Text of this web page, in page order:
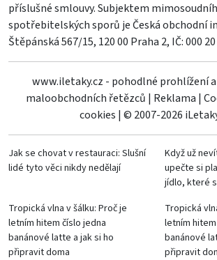
příslušné smlouvy. Subjektem
spotřebitelských sporů je Česká obchodní
Štěpánská 567/15, 120 00 Praha 2, IČ: 000
www.iletaky.cz - pohodlné prohlížení
maloobchodních řetězců | Reklama |
cookies | © 2007-2026
Jak se chovat v restauraci: Slušní
lidé tyto věci nikdy nedělají
Když už
upečte si
jídlo, které
Tropická vlna v šálku: Proč je
letním hitem číslo jedna
banánové latte a jak si ho
připravit doma
Tropická
letním
banánové
připravit